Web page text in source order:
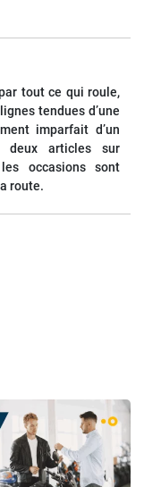
tout ce qui roule,
tendues d’une
imparfait d’un
deux articles sur
occasions sont
route.